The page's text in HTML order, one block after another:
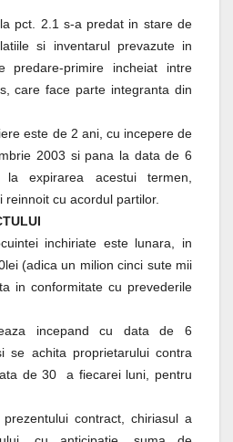
pct. 2.1 s-a predat in stare de
si inventarul prevazute in
predare-primire incheiat intre
care face parte integranta din
este de 2 ani, cu incepere de
2003 si pana la data de 6
la expirarea acestui termen,
reinnoit cu acordul partilor.
inchiriate este lunara, in
(adica un milion cinci sute mii
in conformitate cu prevederile
incepand cu data de 6
se achita proprietarului contra
de 30
a fiecarei luni, pentru
contract, chiriasul a